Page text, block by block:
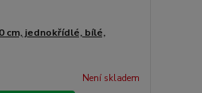
cm, jednokřídlé, bílé,
Není skladem